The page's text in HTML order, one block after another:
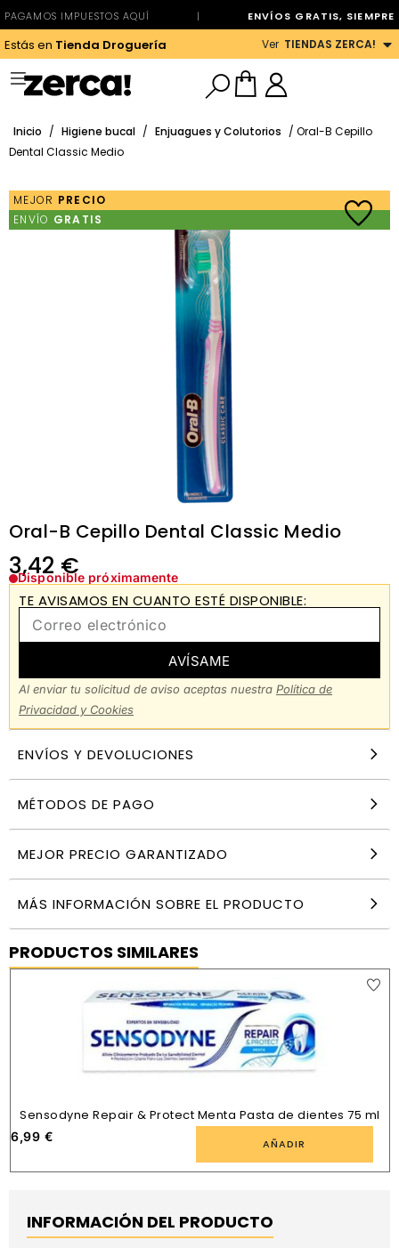
PAGAMOS IMPUESTOS AQUÍ | ENVÍOS GRATIS, SIEMPRE
Estás en Tienda Droguería Ver TIENDAS ZERCA!
Inicio / Higiene bucal / Enjuagues y Colutorios / Oral-B Cepillo
Dental Classic Medio
MEJOR PRECIO
ENVÍO GRATIS
Oral-B Cepillo Dental Classic Medio
3,42 €
Disponible próximamente
TE AVISAMOS EN CUANTO ESTÉ DISPONIBLE:
AVÍSAME
Al enviar tu solicitud de aviso aceptas nuestra Política de
Privacidad y Cookies
ENVÍOS Y DEVOLUCIONES
MÉTODOS DE PAGO
MEJOR PRECIO GARANTIZADO
MÁS INFORMACIÓN SOBRE EL PRODUCTO
PRODUCTOS SIMILARES
Sensodyne Repair & Protect Menta Pasta de dientes 75 ml
6,99 € AÑADIR
INFORMACIÓN DEL PRODUCTO